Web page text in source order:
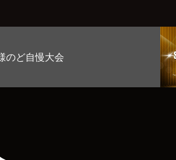
Stage Lab